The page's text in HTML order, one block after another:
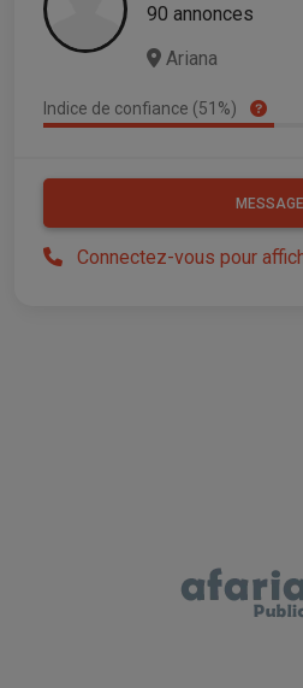
90 annonces
Ariana
Indice de confiance (51%)
MESSAGE
Connectez-vous pour